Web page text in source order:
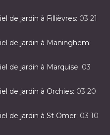
de jardin à Fillièvres: 03 21
de jardin à Maninghem:
de jardin à Marquise: 03
de jardin à Orchies: 03 20
de jardin à St Omer: 03 10